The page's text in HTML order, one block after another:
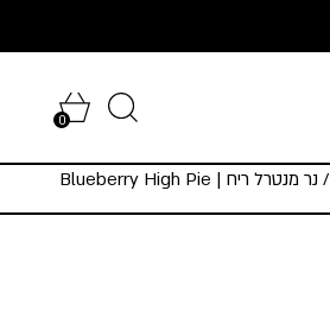
0
/ נר מנטרל ריח | Blueberry High Pie